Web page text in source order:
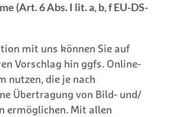
(Art. 6 Abs. I lit. a, b, f EU-DS-
mit uns können Sie auf
Vorschlag hin ggfs. Online-
nutzen, die je nach
Übertragung von Bild- und/
ermöglichen. Mit allen